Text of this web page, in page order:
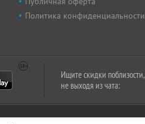
Политика конфиденциальности
Ищите скидки поблизости,
не выходя из чата: